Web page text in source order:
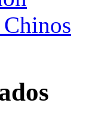
Chinos